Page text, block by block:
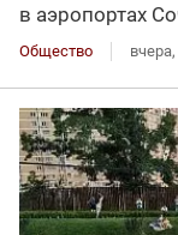
в аэропортах
Общество